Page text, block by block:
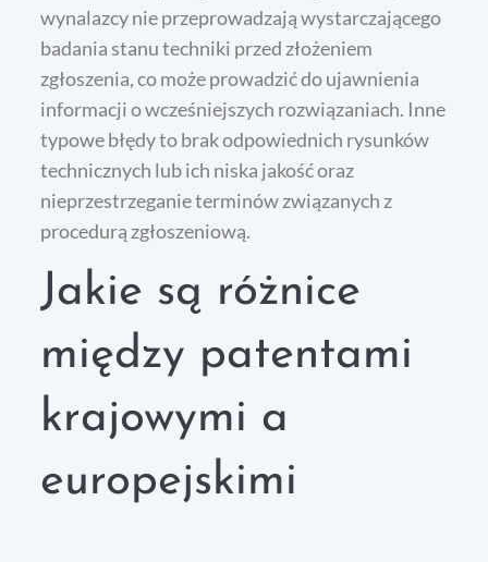
wynalazcy nie przeprowadzają wystarczającego
badania stanu techniki przed złożeniem
zgłoszenia, co może prowadzić do ujawnienia
informacji o wcześniejszych rozwiązaniach. Inne
typowe błędy to brak odpowiednich rysunków
technicznych lub ich niska jakość oraz
nieprzestrzeganie terminów związanych z
procedurą zgłoszeniową.
Jakie są różnice
między patentami
krajowymi a
europejskimi